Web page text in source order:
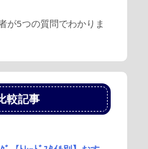
が5つの質問でわかりま
較記事